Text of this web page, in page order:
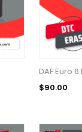
DAF Euro
$90.00